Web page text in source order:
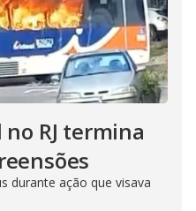
RJ termina
durante ação que visava